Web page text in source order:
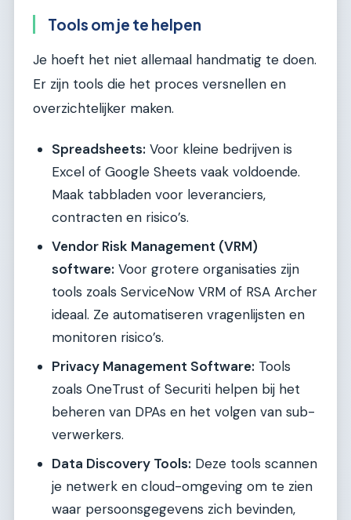
Tools om je te helpen
Je hoeft het niet allemaal handmatig te doen.
Er zijn tools die het proces versnellen en
overzichtelijker maken.
Spreadsheets: Voor kleine bedrijven is
Excel of Google Sheets vaak voldoende.
Maak tabbladen voor leveranciers,
contracten en risico’s.
Vendor Risk Management (VRM)
software: Voor grotere organisaties zijn
tools zoals ServiceNow VRM of RSA Archer
ideaal. Ze automatiseren vragenlijsten en
monitoren risico’s.
Privacy Management Software: Tools
zoals OneTrust of Securiti helpen bij het
beheren van DPAs en het volgen van sub-
verwerkers.
Data Discovery Tools: Deze tools scannen
je netwerk en cloud-omgeving om te zien
waar persoonsgegevens zich bevinden,